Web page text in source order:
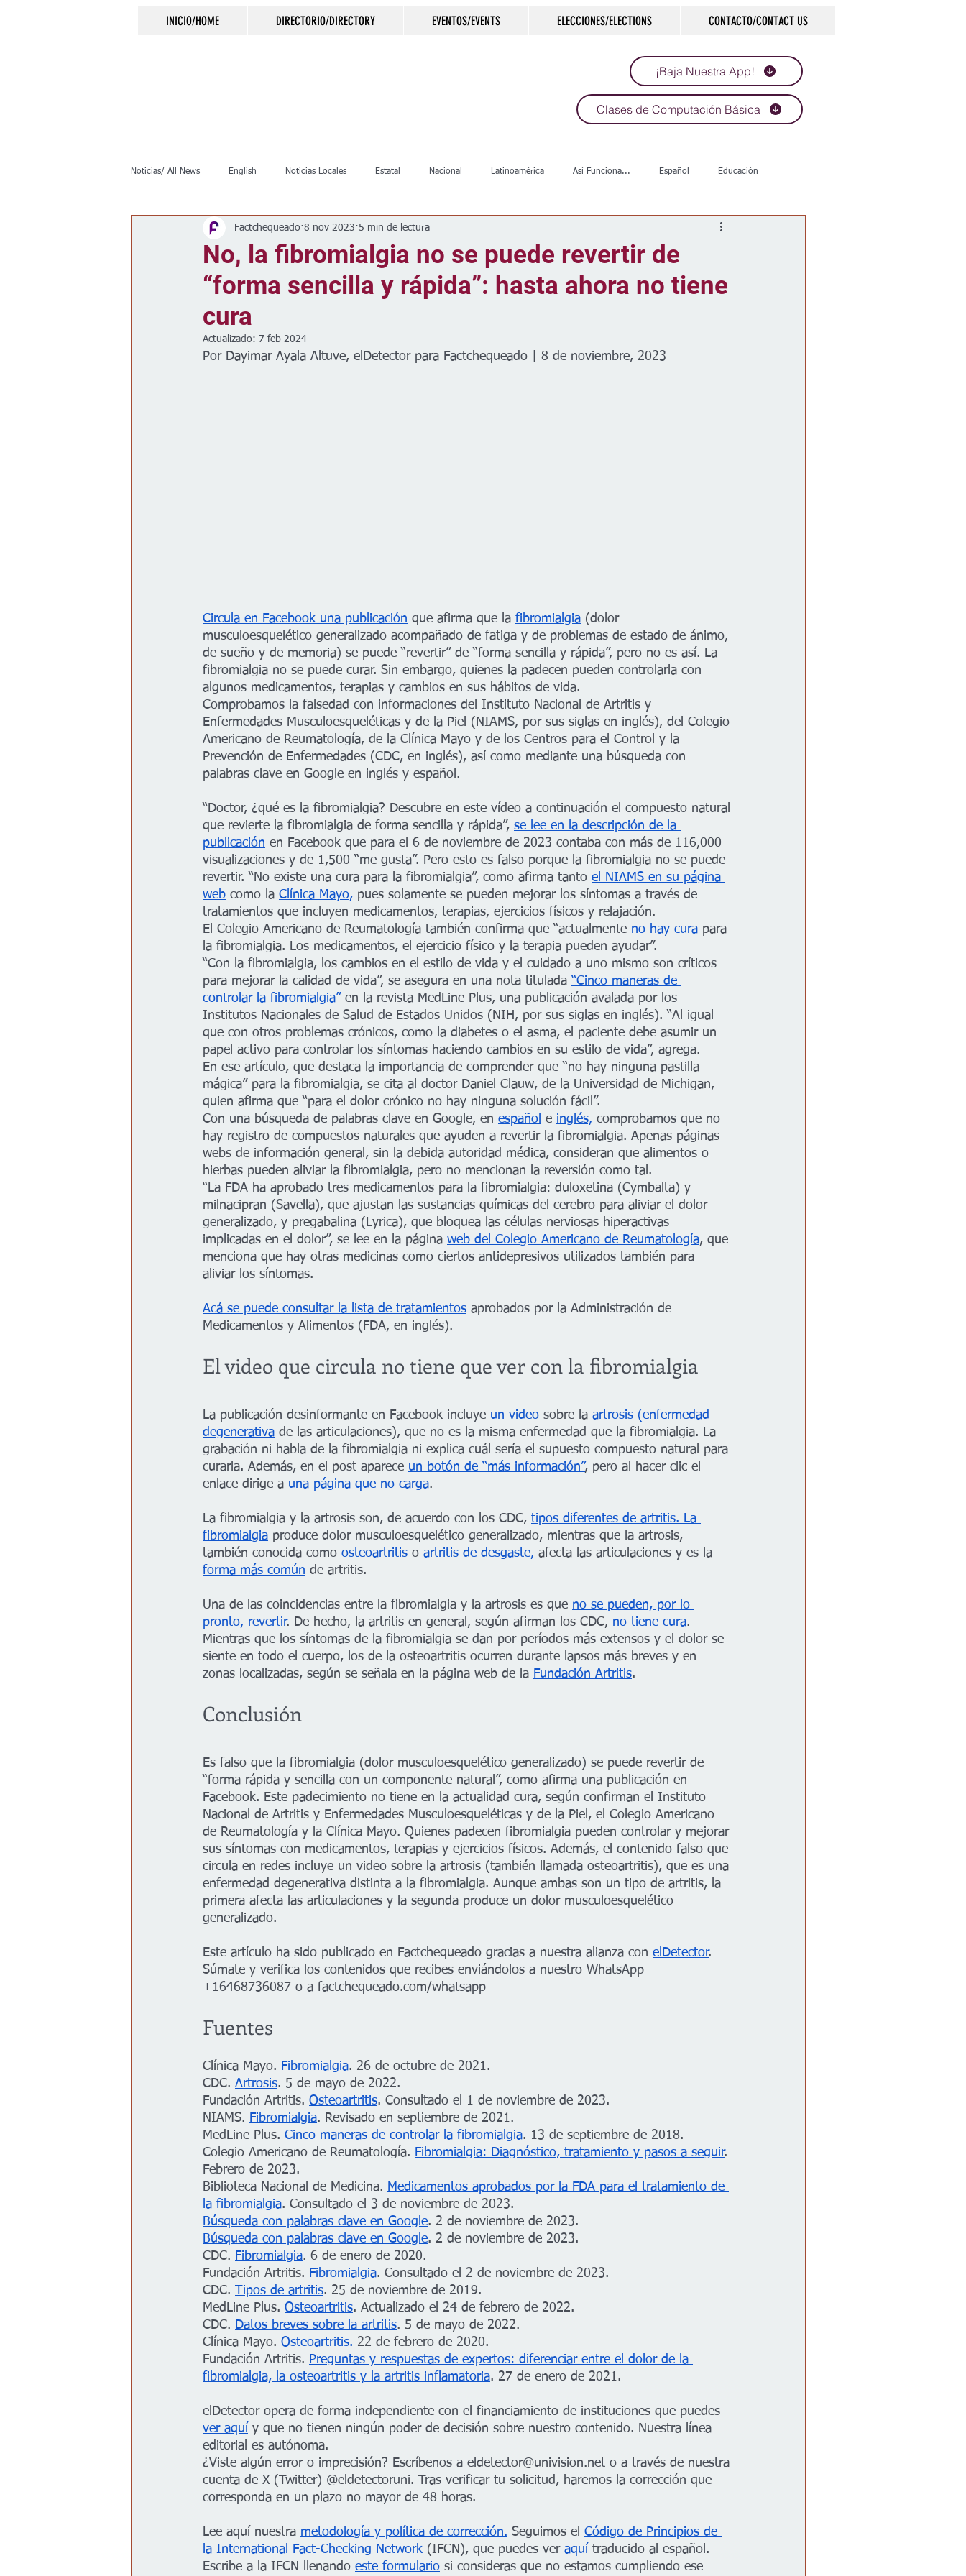
INICIO/HOME DIRECTORIO/DIRECTORY EVENTOS/EVENTS ELECCIONES/ELECTIONS CONTACTO/CONTACT US
¡Baja Nuestra App!
Clases de Computación Básica
Noticias/ All News English Noticias Locales Estatal Nacional Latinoamérica Así Funciona... Español Educación
Crimen Negocios Salud Arte & Cultura
Clima Vivienda Escuelas Calles Desamparados Carreteras Comunidad Historias que inspiran
Espectáculos
No, la fibromialgia no se puede revertir de
“forma sencilla y rápida”: hasta ahora no tiene
cura
Factchequeado 8 nov 2023 5 min de lectura
Actualizado: 7 feb 2024
Por Dayimar Ayala Altuve, elDetector para Factchequeado | 8 de noviembre, 2023
Circula en Facebook una publicación que afirma que la fibromialgia (dolor
musculoesquelético generalizado acompañado de fatiga y de problemas de estado de ánimo,
de sueño y de memoria) se puede “revertir” de “forma sencilla y rápida”, pero no es así. La
fibromialgia no se puede curar. Sin embargo, quienes la padecen pueden controlarla con
algunos medicamentos, terapias y cambios en sus hábitos de vida.
Comprobamos la falsedad con informaciones del Instituto Nacional de Artritis y
Enfermedades Musculoesqueléticas y de la Piel (NIAMS, por sus siglas en inglés), del Colegio
Americano de Reumatología, de la Clínica Mayo y de los Centros para el Control y la
Prevención de Enfermedades (CDC, en inglés), así como mediante una búsqueda con
palabras clave en Google en inglés y español.
“Doctor, ¿qué es la fibromialgia? Descubre en este vídeo a continuación el compuesto natural
que revierte la fibromialgia de forma sencilla y rápida”, se lee en la descripción de la
publicación en Facebook que para el 6 de noviembre de 2023 contaba con más de 116,000
visualizaciones y de 1,500 “me gusta”. Pero esto es falso porque la fibromialgia no se puede
revertir. “No existe una cura para la fibromialgia”, como afirma tanto el NIAMS en su página
web como la Clínica Mayo, pues solamente se pueden mejorar los síntomas a través de
tratamientos que incluyen medicamentos, terapias, ejercicios físicos y relajación.
El Colegio Americano de Reumatología también confirma que “actualmente no hay cura para
la fibromialgia. Los medicamentos, el ejercicio físico y la terapia pueden ayudar”.
“Con la fibromialgia, los cambios en el estilo de vida y el cuidado a uno mismo son críticos
para mejorar la calidad de vida”, se asegura en una nota titulada “Cinco maneras de
controlar la fibromialgia” en la revista MedLine Plus, una publicación avalada por los
Institutos Nacionales de Salud de Estados Unidos (NIH, por sus siglas en inglés). “Al igual
que con otros problemas crónicos, como la diabetes o el asma, el paciente debe asumir un
papel activo para controlar los síntomas haciendo cambios en su estilo de vida”, agrega.
En ese artículo, que destaca la importancia de comprender que “no hay ninguna pastilla
mágica” para la fibromialgia, se cita al doctor Daniel Clauw, de la Universidad de Michigan,
quien afirma que “para el dolor crónico no hay ninguna solución fácil”.
Con una búsqueda de palabras clave en Google, en español e inglés, comprobamos que no
hay registro de compuestos naturales que ayuden a revertir la fibromialgia. Apenas páginas
webs de información general, sin la debida autoridad médica, consideran que alimentos o
hierbas pueden aliviar la fibromialgia, pero no mencionan la reversión como tal.
“La FDA ha aprobado tres medicamentos para la fibromialgia: duloxetina (Cymbalta) y
milnacipran (Savella), que ajustan las sustancias químicas del cerebro para aliviar el dolor
generalizado, y pregabalina (Lyrica), que bloquea las células nerviosas hiperactivas
implicadas en el dolor”, se lee en la página web del Colegio Americano de Reumatología, que
menciona que hay otras medicinas como ciertos antidepresivos utilizados también para
aliviar los síntomas.
Acá se puede consultar la lista de tratamientos aprobados por la Administración de
Medicamentos y Alimentos (FDA, en inglés).
El video que circula no tiene que ver con la fibromialgia
La publicación desinformante en Facebook incluye un video sobre la artrosis (enfermedad
degenerativa de las articulaciones), que no es la misma enfermedad que la fibromialgia. La
grabación ni habla de la fibromialgia ni explica cuál sería el supuesto compuesto natural para
curarla. Además, en el post aparece un botón de “más información”, pero al hacer clic el
enlace dirige a una página que no carga.
La fibromialgia y la artrosis son, de acuerdo con los CDC, tipos diferentes de artritis. La
fibromialgia produce dolor musculoesquelético generalizado, mientras que la artrosis,
también conocida como osteoartritis o artritis de desgaste, afecta las articulaciones y es la
forma más común de artritis.
Una de las coincidencias entre la fibromialgia y la artrosis es que no se pueden, por lo
pronto, revertir. De hecho, la artritis en general, según afirman los CDC, no tiene cura.
Mientras que los síntomas de la fibromialgia se dan por períodos más extensos y el dolor se
siente en todo el cuerpo, los de la osteoartritis ocurren durante lapsos más breves y en
zonas localizadas, según se señala en la página web de la Fundación Artritis.
Conclusión
Es falso que la fibromialgia (dolor musculoesquelético generalizado) se puede revertir de
“forma rápida y sencilla con un componente natural”, como afirma una publicación en
Facebook. Este padecimiento no tiene en la actualidad cura, según confirman el Instituto
Nacional de Artritis y Enfermedades Musculoesqueléticas y de la Piel, el Colegio Americano
de Reumatología y la Clínica Mayo. Quienes padecen fibromialgia pueden controlar y mejorar
sus síntomas con medicamentos, terapias y ejercicios físicos. Además, el contenido falso que
circula en redes incluye un video sobre la artrosis (también llamada osteoartritis), que es una
enfermedad degenerativa distinta a la fibromialgia. Aunque ambas son un tipo de artritis, la
primera afecta las articulaciones y la segunda produce un dolor musculoesquelético
generalizado.
Este artículo ha sido publicado en Factchequeado gracias a nuestra alianza con elDetector.
Súmate y verifica los contenidos que recibes enviándolos a nuestro WhatsApp
+16468736087 o a factchequeado.com/whatsapp
Fuentes
Clínica Mayo. Fibromialgia. 26 de octubre de 2021.
CDC. Artrosis. 5 de mayo de 2022.
Fundación Artritis. Osteoartritis. Consultado el 1 de noviembre de 2023.
NIAMS. Fibromialgia. Revisado en septiembre de 2021.
MedLine Plus. Cinco maneras de controlar la fibromialgia. 13 de septiembre de 2018.
Colegio Americano de Reumatología. Fibromialgia: Diagnóstico, tratamiento y pasos a seguir.
Febrero de 2023.
Biblioteca Nacional de Medicina. Medicamentos aprobados por la FDA para el tratamiento de
la fibromialgia. Consultado el 3 de noviembre de 2023.
Búsqueda con palabras clave en Google. 2 de noviembre de 2023.
Búsqueda con palabras clave en Google. 2 de noviembre de 2023.
CDC. Fibromialgia. 6 de enero de 2020.
Fundación Artritis. Fibromialgia. Consultado el 2 de noviembre de 2023.
CDC. Tipos de artritis. 25 de noviembre de 2019.
MedLine Plus. Osteoartritis. Actualizado el 24 de febrero de 2022.
CDC. Datos breves sobre la artritis. 5 de mayo de 2022.
Clínica Mayo. Osteoartritis. 22 de febrero de 2020.
Fundación Artritis. Preguntas y respuestas de expertos: diferenciar entre el dolor de la
fibromialgia, la osteoartritis y la artritis inflamatoria. 27 de enero de 2021.
elDetector opera de forma independiente con el financiamiento de instituciones que puedes
ver aquí y que no tienen ningún poder de decisión sobre nuestro contenido. Nuestra línea
editorial es autónoma.
¿Viste algún error o imprecisión? Escríbenos a eldetector@univision.net o a través de nuestra
cuenta de X (Twitter) @eldetectoruni. Tras verificar tu solicitud, haremos la corrección que
corresponda en un plazo no mayor de 48 horas.
Lee aquí nuestra metodología y política de corrección. Seguimos el Código de Principios de
la International Fact-Checking Network (IFCN), que puedes ver aquí traducido al español.
Escribe a la IFCN llenando este formulario si consideras que no estamos cumpliendo ese